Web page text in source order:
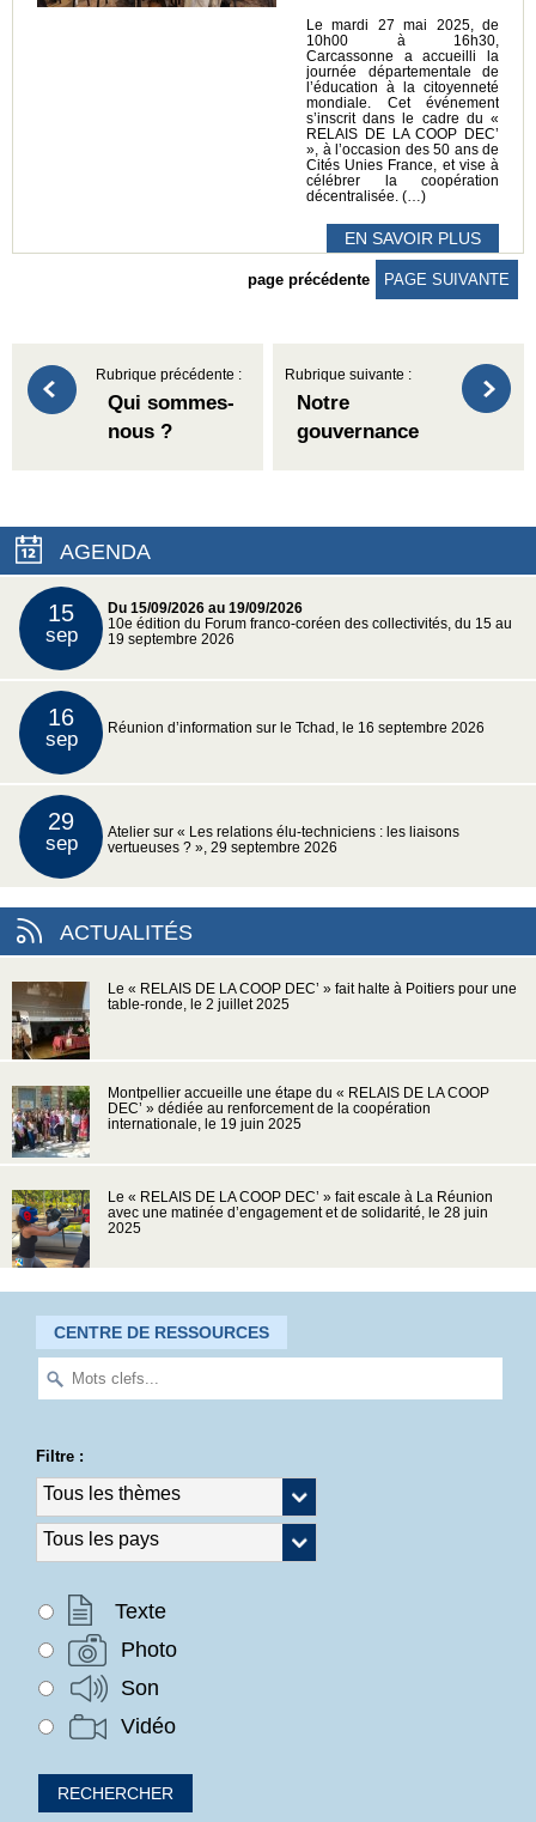
Le mardi 27 mai 2025, de
10h00 à 16h30,
Carcassonne a accueilli la
journée départementale de
l’éducation à la citoyenneté
mondiale. Cet événement
s’inscrit dans le cadre du «
RELAIS DE LA COOP DEC’
», à l’occasion des 50 ans de
Cités Unies France, et vise à
célébrer la coopération
décentralisée. (…)
EN SAVOIR PLUS
page précédente PAGE SUIVANTE
Rubrique précédente :
Qui sommes-
nous ?
Rubrique suivante :
Notre
gouvernance
AGENDA
15
sep
Du 15/09/2026 au 19/09/2026
10e édition du Forum franco-coréen des collectivités, du 15 au
19 septembre 2026
16
sep Réunion d’information sur le Tchad, le 16 septembre 2026
29
sep
Atelier sur « Les relations élu-techniciens : les liaisons
vertueuses ? », 29 septembre 2026
ACTUALITÉS
Le « RELAIS DE LA COOP DEC’ » fait halte à Poitiers pour une
table-ronde, le 2 juillet 2025
Montpellier accueille une étape du « RELAIS DE LA COOP
DEC’ » dédiée au renforcement de la coopération
internationale, le 19 juin 2025
Le « RELAIS DE LA COOP DEC’ » fait escale à La Réunion
avec une matinée d’engagement et de solidarité, le 28 juin
2025
CENTRE DE RESSOURCES
Filtre :
Texte
Photo
Son
Vidéo